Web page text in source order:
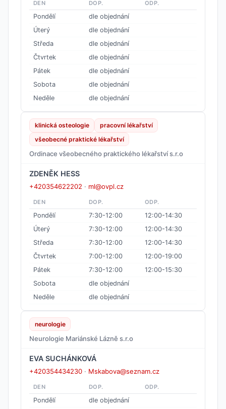
DEN DOP. ODP.
Pondělí
dle objednání
Úterý
dle objednání
Středa
dle objednání
Čtvrtek
dle objednání
Pátek
dle objednání
Sobota
dle objednání
Neděle
dle objednání
klinická osteologie
pracovní lékařství
všeobecné praktické lékařství
Ordinace všeobecného praktického lékařství s.r.o
ZDENĚK HESS
+420354622202 · ml@ovpl.cz
DEN DOP. ODP.
Pondělí 7:30-12:00
12:00-14:30
Úterý
7:30-12:00
12:00-14:30
Středa
7:30-12:00
12:00-14:30
Čtvrtek
7:00-12:00
12:00-19:00
Pátek
7:30-12:00
12:00-15:30
Sobota
dle objednání
Neděle
dle objednání
neurologie
Neurologie Mariánské Lázně s.r.o
EVA SUCHÁNKOVÁ
+420354434230 · Mskabova@seznam.cz
DEN DOP. ODP.
Pondělí
dle objednání